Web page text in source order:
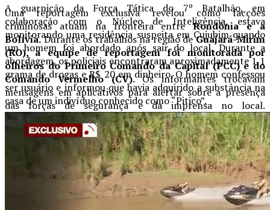
A guarnição da Força Tática do 7º Batalhão, em
colaboração com o Núcleo de Inteligência, estava
monitorando uma residência suspeita em Cujubim quando
um homem foi abordado após sair do local. Durante a
abordagem, os policiais encontraram aproximadamente 1,1
grama de drogas e R$ 20 em dinheiro. O homem confessou
ser usuário e informou que havia adquirido a substância na
casa de um indivíduo conhecido como “Pitico”.
Após a confissão, a equipe policial se dirigiu à residência do
suspeito, onde ele permitiu a entrada dos agentes. Durante
a busca, foi encontrada uma espingarda artesanal calibre
28 e munições, além de utensílios utilizados para o
fracionamento de drogas. No total, foram apreendidos R$
519 em cédulas e R$ 216,75 em moedas. O casal foi preso
pelos crimes de tráfico de drogas e posse irregular de arma
Uma reportagem exclusiva revelou como facções
criminosas atuam na fronteira entreRondônia e a
Bolívia.Durante os trabalhos na região deGuajará-Mirim
(RO), a equipe de reportagem foi monitorada por
olheiros do Primeiro Comando da Capital (PCC) e do
Comando Vermelho (CV).Os informantes trocavam
mensagens em aplicativos para alertar sobre a presença
das forças de segurança e da imprensa no local.